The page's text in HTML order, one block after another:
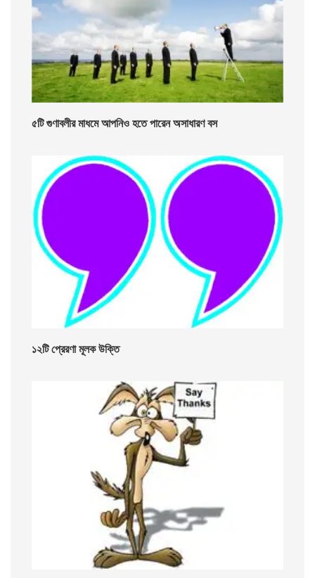
৫টি গুণাবলীর মাধমে আপনিও হতে পারেন অসাধারণ বস
১২টি প্রেরণা মূলক উক্তি